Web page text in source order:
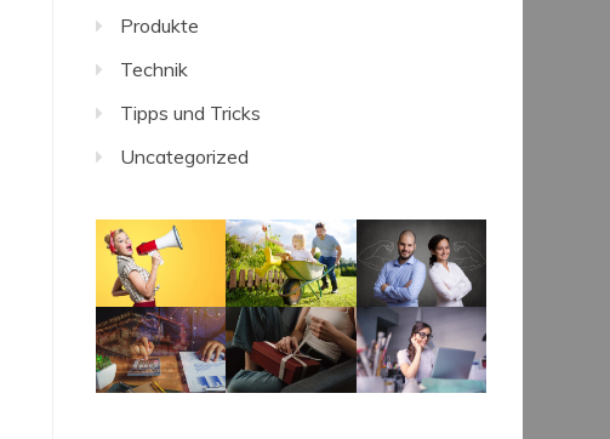
Produkte
Technik
Tipps und Tricks
Uncategorized